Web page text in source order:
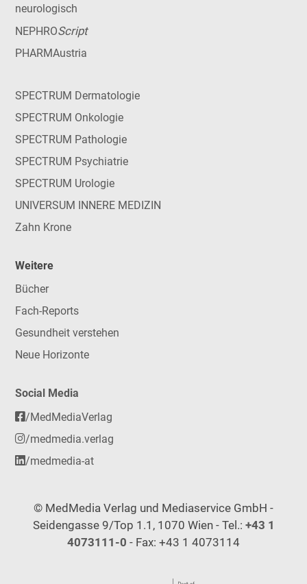
neurologisch
NEPHROScript
PHARMAustria
SPECTRUM Dermatologie
SPECTRUM Onkologie
SPECTRUM Pathologie
SPECTRUM Psychiatrie
SPECTRUM Urologie
UNIVERSUM INNERE MEDIZIN
Zahn Krone
Weitere
Bücher
Fach-Reports
Gesundheit verstehen
Neue Horizonte
Social Media
/MedMediaVerlag
/medmedia.verlag
/medmedia-at
© MedMedia Verlag und Mediaservice GmbH -
Seidengasse 9/Top 1.1, 1070 Wien - Tel.: +43 1
4073111-0 - Fax: +43 1 4073114